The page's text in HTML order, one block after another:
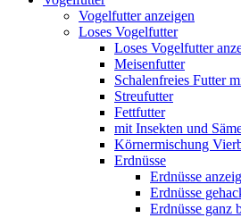
Vogelfutter anzeigen
Loses Vogelfutter
Loses Vogelfutter
Meisenfutter
Schalenfreies Futter
Streufutter
Fettfutter
mit Insekten und
Körnermischung
Erdnüsse
Erdnüsse
Erdnüsse
Erdnüsse ganz